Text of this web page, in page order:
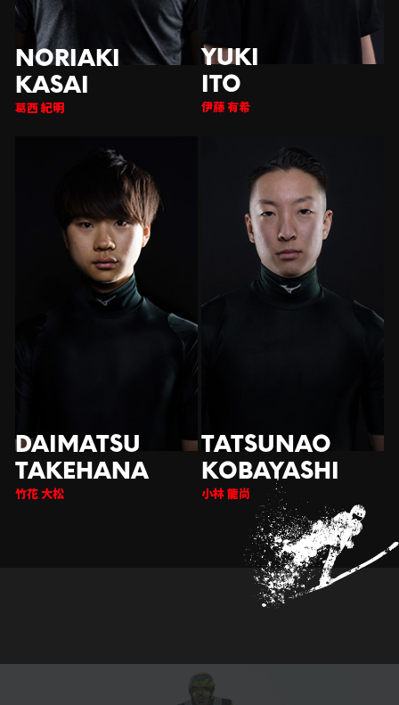
西 紀明 伊藤 有希
竹花 大松 小林 龍尚